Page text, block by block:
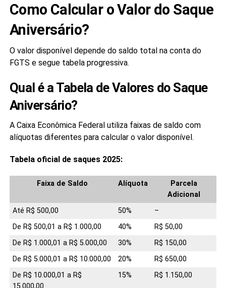
Como Calcular o Valor do Saque
Aniversário?
O valor disponível depende do saldo total na conta do
FGTS e segue tabela progressiva.
Qual é a Tabela de Valores do Saque
Aniversário?
A Caixa Econômica Federal utiliza faixas de saldo com
alíquotas diferentes para calcular o valor disponível.
Tabela oficial de saques 2025:
Faixa de Saldo Alíquota
Parcela
Adicional
Até R$ 500,00
50%
–
De R$ 500,01 a R$ 1.000,00
40%
R$ 50,00
De R$ 1.000,01 a R$ 5.000,00
30%
R$ 150,00
De R$ 5.000,01 a R$ 10.000,00
20%
R$ 650,00
De R$ 10.000,01 a R$
15.000,00
15% R$ 1.150,00